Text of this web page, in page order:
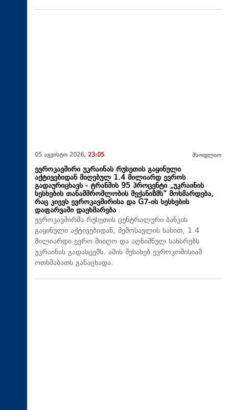
05 აგვისტო 2026, 23:05 მსოფლიო
ევროკავშირი უკრაინას რუსეთის გაყინული
აქტივებიდან მიღებულ 1.4 მილიარდ ევროს
გადაურიცხავს - ტრანშის 95 პროცენტი „უკრაინის
სესხების თანამშრომლობის მექანიზმს“ მოხმარდება,
რაც კიევს ევროკავშირისა და G7-ის სესხების
დაფარვაში დაეხმარება
ევროკავშირმა რუსეთის ცენტრალური ბანკის
გაყინული აქტივებიდან, შემოსავლის სახით, 1.4
მილიარდი ევრო მიიღო და აღნიშნულ სახსრებს
უკრაინას გადასცემს. ამის შესახებ ევროკომისიამ
ოთხშაბათს განაცხადა.